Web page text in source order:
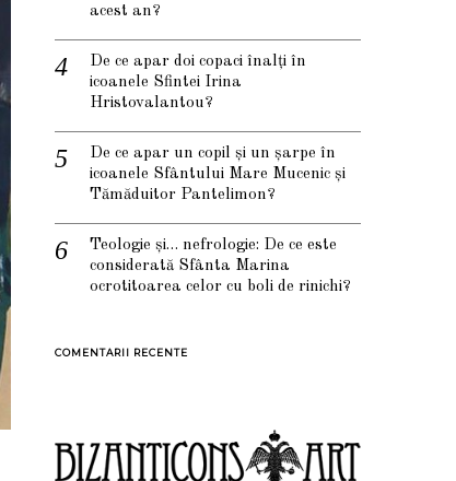
acest an?
De ce apar doi copaci înalți în
icoanele Sfintei Irina
Hristovalantou?
De ce apar un copil și un șarpe în
icoanele Sfântului Mare Mucenic și
Tămăduitor Pantelimon?
Teologie și… nefrologie: De ce este
considerată Sfânta Marina
ocrotitoarea celor cu boli de rinichi?
COMENTARII RECENTE